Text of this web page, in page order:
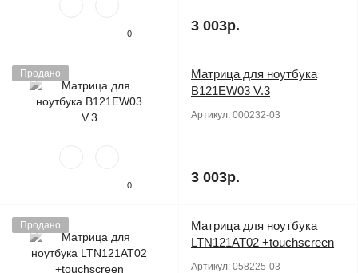
0 3 003р.
Продано
0
Матрица для ноутбука
B121EW03 V.3
Артикул: 000232-03
3 003р.
Продано
Матрица для ноутбука
LTN121AT02 +touchscreen
Артикул: 058225-03